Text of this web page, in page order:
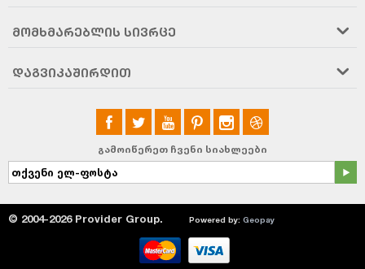
ᲛᲝᲛᲮᲛᲐᲠᲔᲑᲚᲘᲡ ᲡᲘᲕᲠᲪᲔ
ᲓᲐᲒᲕᲘᲙᲐᲨᲘᲠᲓᲘᲗ
გამოიწერეთ ჩვენი სიახლეები
© 2004-2026 Provider Group. Powered by: Geopay